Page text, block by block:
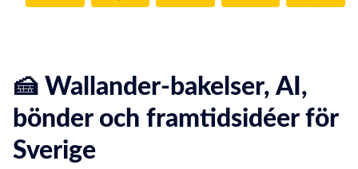
🍰 Wallander-bakelser, AI,
bönder och framtidsidéer för
Sverige